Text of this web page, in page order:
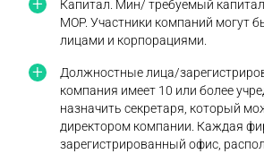
Капитал. Мин/ требуемый капитал
MOP. Участники компаний могут
лицами и корпорациями.
Должностные лица/
компания имеет 10 или более
назначить секретаря, который
директором компании. Каждая
зарегистрированный офис,